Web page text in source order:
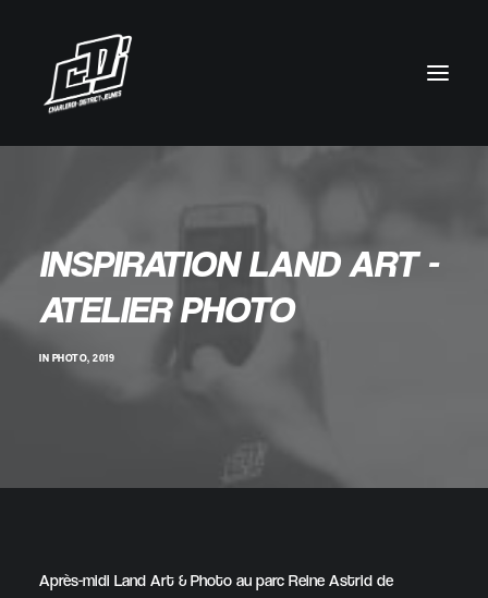
INSPIRATION LAND ART -
ATELIER PHOTO
IN PHOTO, 2019
Après-midi Land Art & Photo au parc Reine Astrid de